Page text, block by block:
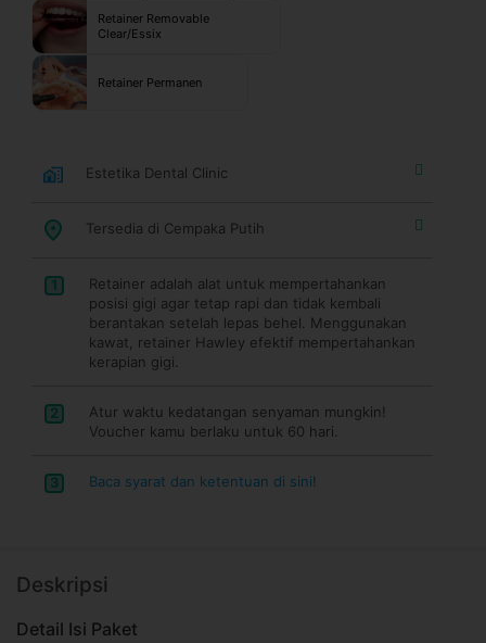
Retainer Removable
Clear/Essix
Retainer Permanen
Estetika Dental Clinic
Tersedia di Cempaka Putih
1
Retainer adalah alat untuk mempertahankan
posisi gigi agar tetap rapi dan tidak kembali
berantakan setelah lepas behel. Menggunakan
kawat, retainer Hawley efektif mempertahankan
kerapian gigi.
2
Atur waktu kedatangan senyaman mungkin!
Voucher kamu berlaku untuk 60 hari.
3 Baca syarat dan ketentuan di sini!
Deskripsi
Detail Isi Paket